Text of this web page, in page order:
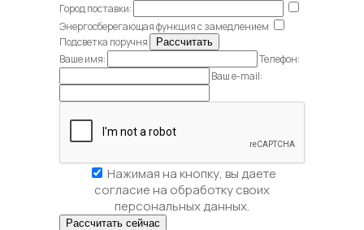
Город поставки:
Энергосберегающая функция с замедлением
Подсветка поручня
Ваше имя:
Телефон:
Ваш e-mail:
Нажимая на кнопку, вы даете
согласие на обработку своих
персональных данных.